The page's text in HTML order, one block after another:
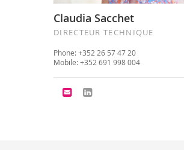
Claudia Sacchet
DIRECTEUR TECHNIQUE
Phone: +352 26 57 47 20
Mobile: +352 691 998 004